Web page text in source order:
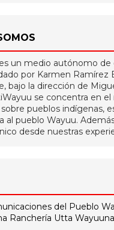
un medio autónomo de
por Karmen Ramírez
bajo la dirección de
se concentra en
pueblos indígenas,
al pueblo Wayuu.
desde nuestras
del Pueblo
Ranchería Utta